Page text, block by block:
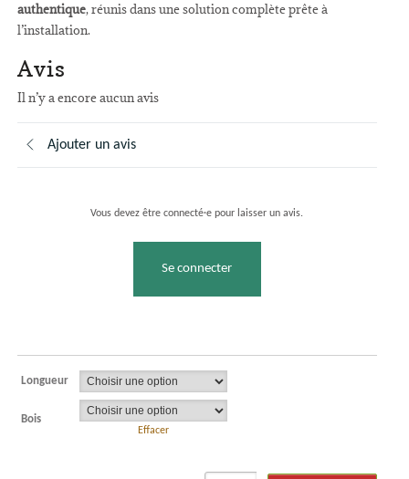
authentique, réunis dans une solution complète prête à
l’installation.
Avis
Il n’y a encore aucun avis
Ajouter un avis
Vous devez être connecté·e pour laisser un avis.
Se connecter
Longueur
Bois
Effacer